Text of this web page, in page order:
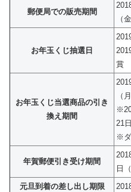
郵便局での販売期間
（
お年玉くじ抽選日
賞
お年玉くじ当選商品の引き
換え期間
（
21
※ダ
年賀郵便引き受け期間
日
元旦到着の差し出し期限